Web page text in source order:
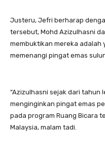
Justeru, Jefri berharap
tersebut, Mohd Azizulhasni
membuktikan mereka adalah
memenangi pingat emas
“Azizulhasni sejak dari tahun
menginginkan pingat emas
pada program Ruang Bicara
Malaysia, malam tadi.